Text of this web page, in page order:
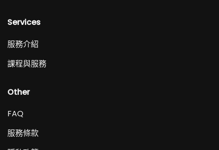
Services
服務介紹
課程與服務
Other
FAQ
服務條款